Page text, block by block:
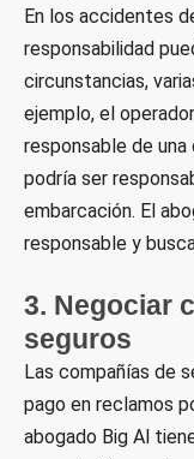
En los accidentes
responsabilidad
circunstancias,
ejemplo, el
responsable de
podría ser
embarcación. El
responsable y
3. Negociar
seguros
Las compañías de
pago en reclamos
abogado Big Al